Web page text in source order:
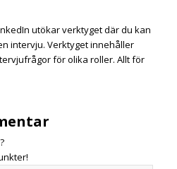
utökar verktyget där du kan
intervju. Verktyget innehåller
för olika roller. Allt för